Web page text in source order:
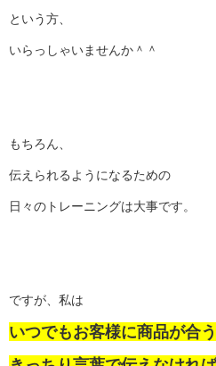
という方、
いらっしゃいませんか＾＾
もちろん、
伝えられるようになるための
日々のトレーニングは大事です。
ですが、私は
いつでもお客様に商品が合